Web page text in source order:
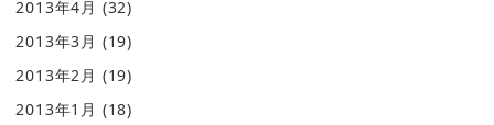
2013年4月 (32)
2013年3月 (19)
2013年2月 (19)
2013年1月 (18)